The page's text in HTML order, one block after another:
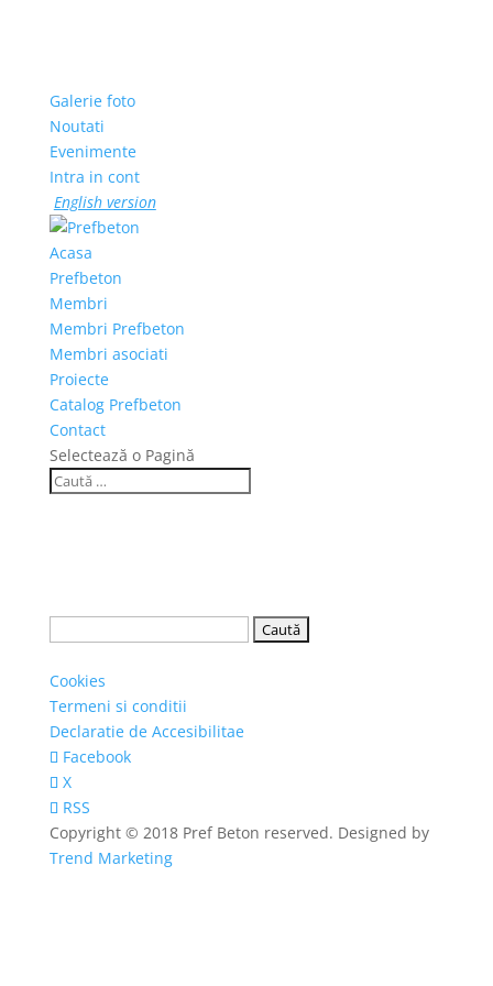
Galerie foto
Noutati
Evenimente
Intra in cont
English version
Acasa
Prefbeton
Membri
Membri Prefbeton
Membri asociati
Proiecte
Catalog Prefbeton
Contact
Selectează o Pagină
Cookies
Termeni si conditii
Declaratie de Accesibilitae
Facebook
X
RSS
Copyright © 2018 Pref Beton reserved. Designed by
Trend Marketing